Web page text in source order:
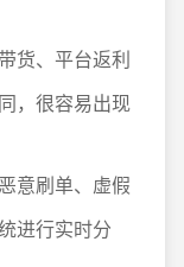
货、平台返利
，很容易出现
意刷单、虚假
进行实时分